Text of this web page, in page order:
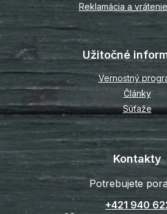
Reklamácia a
Užitočné
Vernostný
Články
Súťaže
Kontakty
Potrebujete
+421 940